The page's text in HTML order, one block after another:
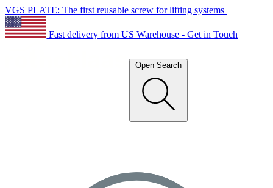
VGS PLATE: The first reusable screw for lifting systems
Fast delivery from US Warehouse - Get in Touch
Open Search